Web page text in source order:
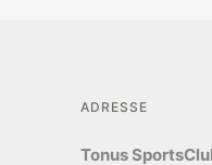
ADRESSE
Tonus